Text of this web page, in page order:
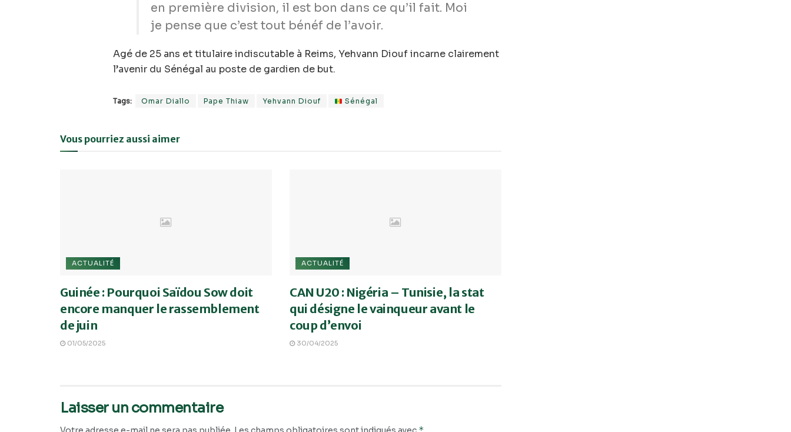
en première division, il est bon dans ce qu’il fait. Moi
je pense que c’est tout bénéf de l’avoir.
Agé de 25 ans et titulaire indiscutable à Reims, Yehvann Dioufincarne clairement
l’avenir du Sénégal au poste de gardien de but.
Tags: Omar Diallo Pape Thiaw Yehvann Diouf Sénégal
Vous pourriez aussi aimer
ACTUALITÉ
Guinée : Pourquoi Saïdou Sow doit
encore manquer le rassemblement
de juin
01/05/2025
ACTUALITÉ
CAN U20 : Nigéria – Tunisie, la stat
qui désigne le vainqueur avant le
coup d’envoi
30/04/2025
Laisser un commentaire